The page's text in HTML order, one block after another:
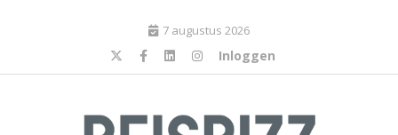
7 augustus 2026
Inloggen